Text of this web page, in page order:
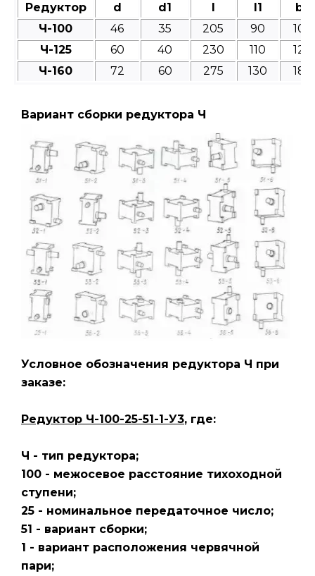
Редуктор d d1 l l1
b
Ч-100
46 35 205 90
10
Ч-125
60 40 230 110
12
Ч-160
72 60 275 130 18
Вариант сборки редуктора Ч
Условное обозначения редуктора Ч при
заказе:
Редуктор Ч-100-25-51-1-У3, где:
Ч - тип редуктора;
100 - межосевое расстояние тихоходной
ступени;
25 - номинальное передаточное число;
51 - вариант сборки;
1 - вариант расположения червячной
пари;